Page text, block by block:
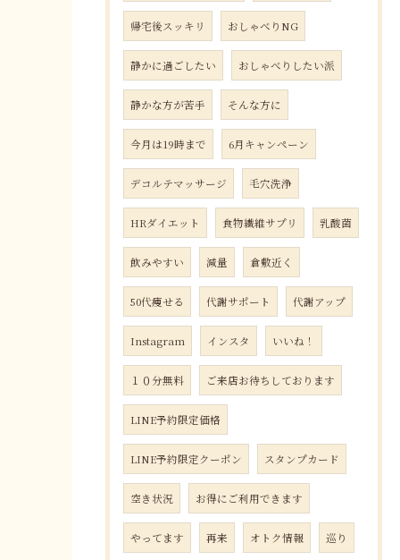
帰宅後スッキリ おしゃべりNG
静かに過ごしたい おしゃべりしたい派
静かな方が苦手 そんな方に
今月は19時まで 6月キャンペーン
デコルテマッサージ 毛穴洗浄
HRダイエット 食物繊維サプリ 乳酸菌
飲みやすい 減量 倉敷近く
50代痩せる 代謝サポート 代謝アップ
Instagram インスタ いいね！
１０分無料 ご来店お待ちしております
LINE予約限定価格
LINE予約限定クーポン スタンプカード
空き状況 お得にご利用できます
やってます 再来 オトク情報 巡り